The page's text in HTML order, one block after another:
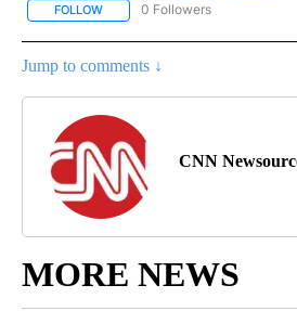
FOLLOW FOLLOW "CNN - SPANISH" TO
0 Followers
Jump to comments ↓
CNN
MORE NEWS